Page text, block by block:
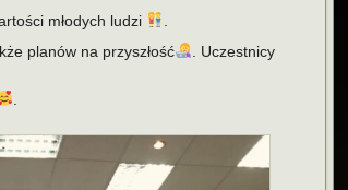
młodych ludzi
planów na przyszłość
. Uczestnicy